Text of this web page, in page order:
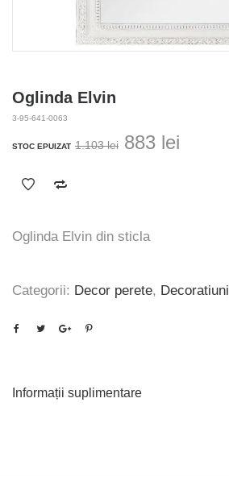
Oglinda Elvin
3-95-641-0063
STOC EPUIZAT 1.103lei Prețul
883 lei
Oglinda Elvin din sticla
Categorii: Decor perete, Decoratiuni
Informații suplimentare